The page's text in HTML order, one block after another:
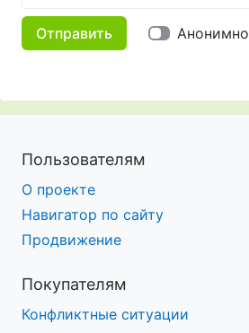
Отправить Анонимно
Пользователям
О проекте
Навигатор по сайту
Продвижение
Покупателям
Конфликтные ситуации